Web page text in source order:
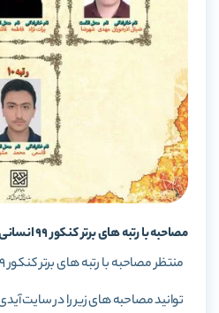
مصاحبه با رتبه های برتر کنکور 99 انسانی:
توانید مصاحبه های زیر را در سایت